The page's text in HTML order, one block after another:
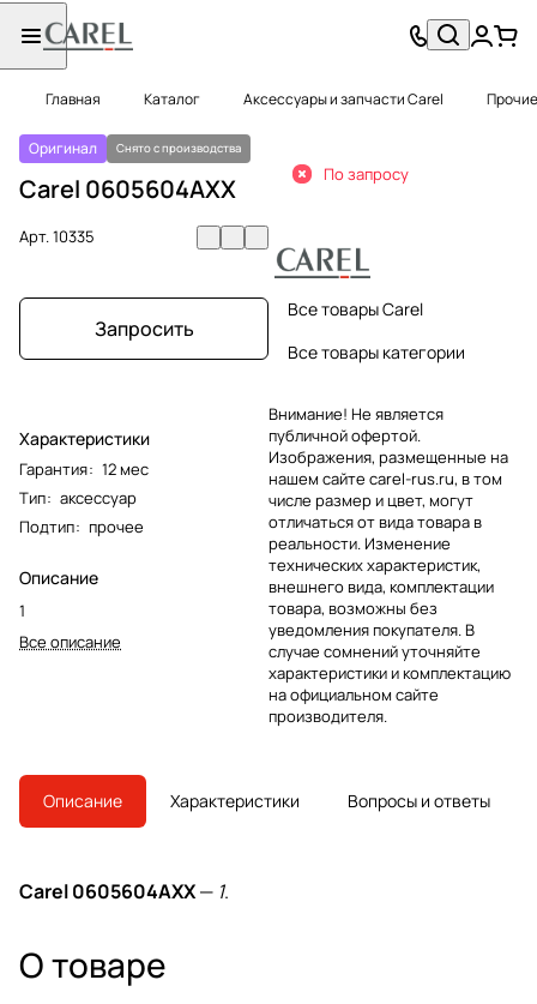
Главная Каталог Аксессуары и запчасти Carel
Оригинал Снято с производства
Carel 0605604AXX
Арт.10335
Запросить
Характеристики
Гарантия: 12 мес
Тип: аксессуар
Подтип: прочее
Описание
1
Все описание
По запросу
Все товары Carel
Все товары категории
Внимание! Не является
публичной офертой.
Изображения, размещенные на
нашем сайте carel-rus.ru, в том
числе размер и цвет, могут
отличаться от вида товара в
реальности. Изменение
технических характеристик,
внешнего вида, комплектации
товара, возможны без
уведомления покупателя. В
случае сомнений уточняйте
характеристики и комплектацию
на официальном сайте
производителя.
Описание Характеристики Вопросы и ответы
Carel 0605604AXX— 1.
О товаре